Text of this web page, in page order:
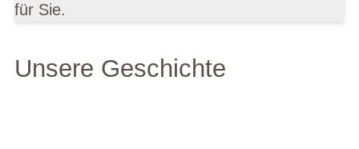
für Sie.
Unsere Geschichte